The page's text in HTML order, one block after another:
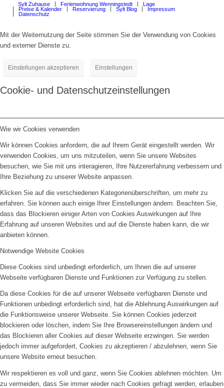
Sylt Zuhause
Ferienwohnung Wenningstedt
Lage
Preise & Kalender
Reservierung Sylt Blog
Impressum
Datenschutz
Mit der Weiternutzung der Seite stimmen Sie der Verwendung von Cookies
und externer Dienste zu.
Einstellungen akzeptieren Einstellungen
Cookie- und Datenschutzeinstellungen
Wie wir Cookies verwenden
Wir können Cookies anfordern, die auf Ihrem Gerät eingestellt werden. Wir
verwenden Cookies, um uns mitzuteilen, wenn Sie unsere Websites
besuchen, wie Sie mit uns interagieren, Ihre Nutzererfahrung verbessern und
Ihre Beziehung zu unserer Website anpassen.
Klicken Sie auf die verschiedenen Kategorienüberschriften, um mehr zu
erfahren. Sie können auch einige Ihrer Einstellungen ändern. Beachten Sie,
dass das Blockieren einiger Arten von Cookies Auswirkungen auf Ihre
Erfahrung auf unseren Websites und auf die Dienste haben kann, die wir
anbieten können.
Notwendige Website Cookies
Diese Cookies sind unbedingt erforderlich, um Ihnen die auf unserer
Webseite verfügbaren Dienste und Funktionen zur Verfügung zu stellen.
Da diese Cookies für die auf unserer Webseite verfügbaren Dienste und
Funktionen unbedingt erforderlich sind, hat die Ablehnung Auswirkungen auf
die Funktionsweise unserer Webseite. Sie können Cookies jederzeit
blockieren oder löschen, indem Sie Ihre Browsereinstellungen ändern und
das Blockieren aller Cookies auf dieser Webseite erzwingen. Sie werden
jedoch immer aufgefordert, Cookies zu akzeptieren / abzulehnen, wenn Sie
unsere Website erneut besuchen.
Wir respektieren es voll und ganz, wenn Sie Cookies ablehnen möchten. Um
zu vermeiden, dass Sie immer wieder nach Cookies gefragt werden, erlauben